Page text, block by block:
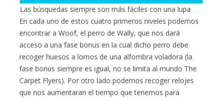
Las búsquedas siempre son más fáciles con una lupa
En cada uno de estos cuatro primeros niveles podemos
encontrar a Woof, el perro de Wally, que nos dará
acceso a una fase bonus en la cual dicho perro debe
recoger huesos a lomos de una alfombra voladora (la
fase bonus siempre es igual, no se limita al mundo The
Carpet Flyers). Por otro lado podemos recoger relojes
que nos aumentaran el tiempo que tenemos para